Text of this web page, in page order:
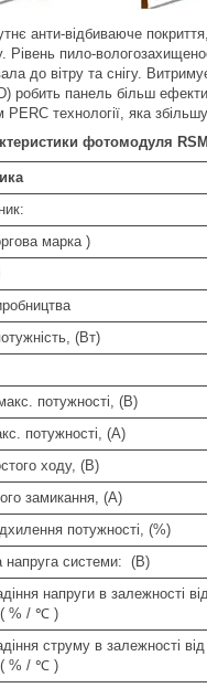
анти-відбиваюче
Рівень пило-
до вітру та снігу.
робить панель більш
PERC технології, яка
фотомодуля
марка )
(Вт)
потужності, (В)
потужності, (A)
ходу, (В)
замикання, (A)
потужності, (%)
напруга системи: (В)
напруги в залежності
% / ℃ )
струму в залежності від
% / ℃ )